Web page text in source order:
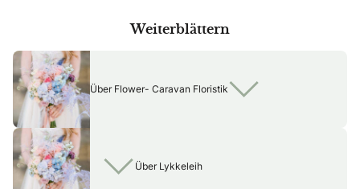
Weiterblättern
Über Lykkeleih
Über Flower- Caravan Floristik